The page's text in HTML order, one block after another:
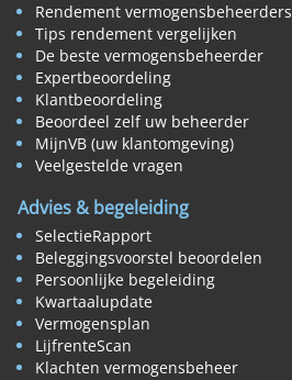
Rendement vermogensbeheerders
Tips rendement vergelijken
De beste vermogensbeheerder
Expertbeoordeling
Klantbeoordeling
Beoordeel zelf uw beheerder
MijnVB (uw klantomgeving)
Veelgestelde vragen
Advies & begeleiding
SelectieRapport
Beleggingsvoorstel beoordelen
Persoonlijke begeleiding
Kwartaalupdate
Vermogensplan
LijfrenteScan
Klachten vermogensbeheer